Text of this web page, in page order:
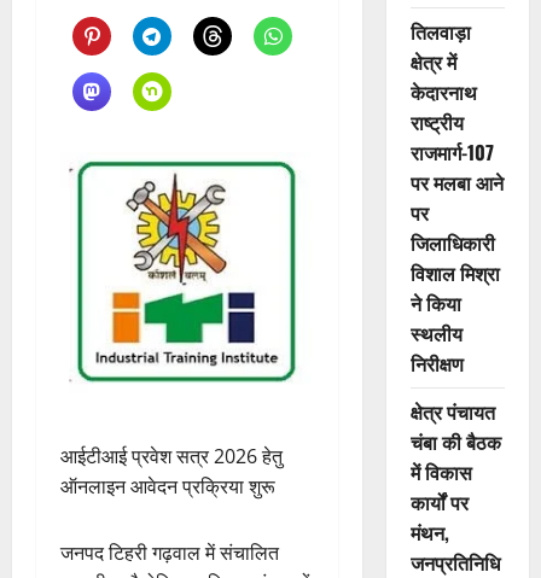
आईटीआई प्रवेश सत्र 2026 हेतु
ऑनलाइन आवेदन प्रक्रिया शुरू
जनपद टिहरी गढ़वाल में संचालित
तिलवाड़ा
क्षेत्र में
केदारनाथ
राष्ट्रीय
राजमार्ग-107
पर मलबा आने
पर
जिलाधिकारी
विशाल मिश्रा
ने किया
स्थलीय
निरीक्षण
क्षेत्र पंचायत
चंबा की बैठक
में विकास
कार्यों पर
मंथन,
जनप्रतिनिधि